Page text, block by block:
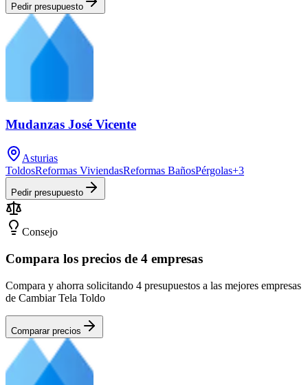
Pedir presupuesto
Mudanzas José Vicente
Asturias
ToldosReformas ViviendasReformas BañosPérgolas+3
Pedir presupuesto
Consejo
Compara los precios de 4 empresas
Compara y ahorra solicitando 4 presupuestos a las mejores empresas
de Cambiar Tela Toldo
Comparar precios